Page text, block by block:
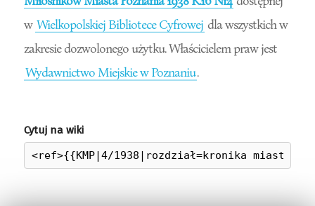
w Wielkopolskiej Bibliotece Cyfrowej dla wszystkich w
zakresie dozwolonego użytku. Właścicielem praw jest
Wydawnictwo Miejskie w Poznaniu.
Cytuj na wiki